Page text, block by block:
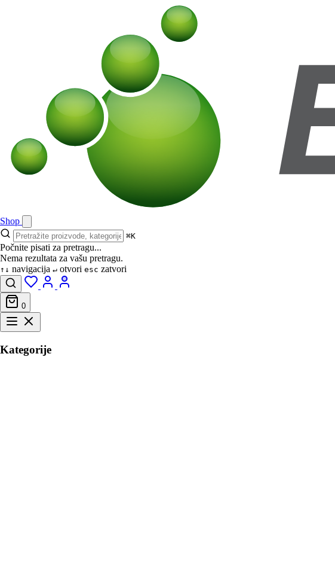
Shop
⌘K
Počnite pisati za pretragu...
Nema rezultata za vašu pretragu.
↑↓ navigacija ↵ otvori esc zatvori
0
Kategorije